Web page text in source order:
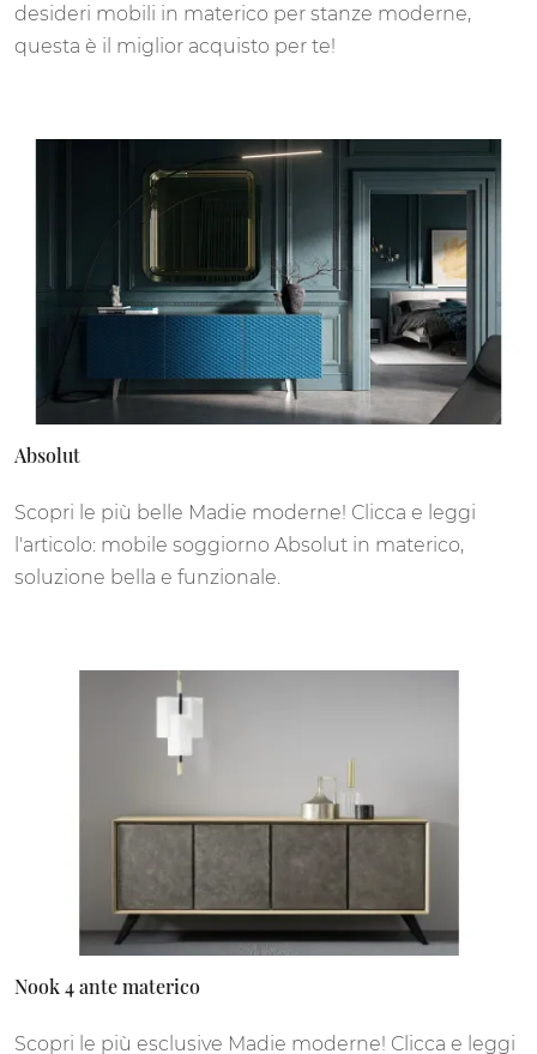
desideri mobili in materico per stanze moderne,
questa è il miglior acquisto per te!
Absolut
Scopri le più belle Madie moderne! Clicca e leggi
l'articolo: mobile soggiorno Absolut in materico,
soluzione bella e funzionale.
Nook 4 ante materico
Scopri le più esclusive Madie moderne! Clicca e leggi